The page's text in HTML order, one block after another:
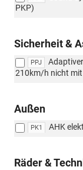
PKP)
Sicherheit &
PPJ
210km/h nicht mit
Außen
PK1 AHK
Räder &